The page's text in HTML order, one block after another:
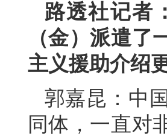
路透社记者
（金）派遣
主义援助介绍
郭嘉昆：中
同体，一直对